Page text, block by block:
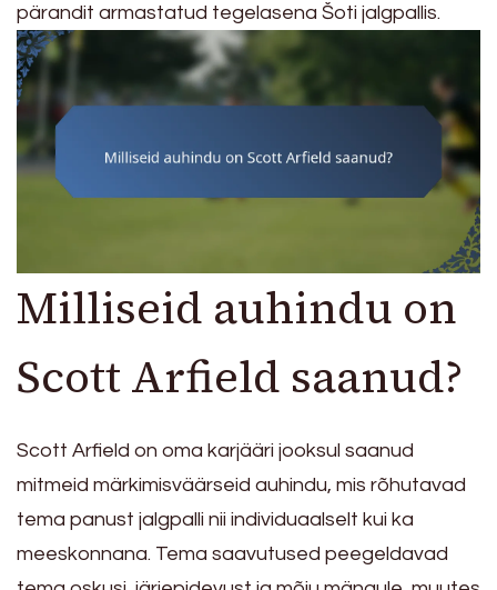
pärandit armastatud tegelasena Šoti jalgpallis.
Milliseid auhindu on
Scott Arfield saanud?
Scott Arfield on oma karjääri jooksul saanud
mitmeid märkimisväärseid auhindu, mis rõhutavad
tema panust jalgpalli nii individuaalselt kui ka
meeskonnana. Tema saavutused peegeldavad